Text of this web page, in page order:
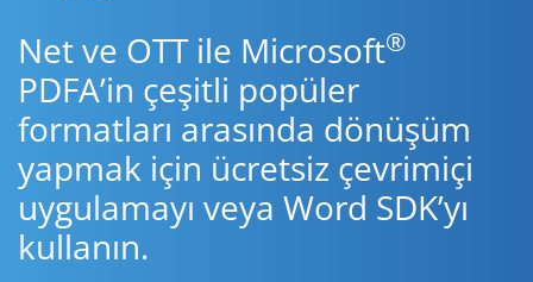
Net ve OTT ile Microsoft®
PDFA’in çeşitli popüler
formatları arasında dönüşüm
yapmak için ücretsiz çevrimiçi
uygulamayı veya Word SDK’yı
kullanın.